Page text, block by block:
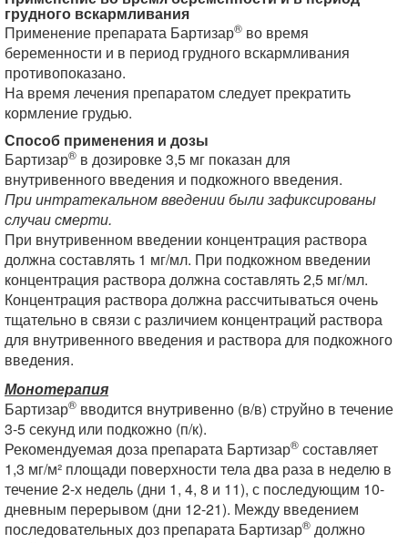
грудного вскармливания
Применение препарата Бартизар® во время
беременности и в период грудного вскармливания
противопоказано.
На время лечения препаратом следует прекратить
кормление грудью.
Способ применения и дозы
Бартизар® в дозировке 3,5 мг показан для
внутривенного введения и подкожного введения.
При интратекальном введении были зафиксированы
случаи смерти.
При внутривенном введении концентрация раствора
должна составлять 1 мг/мл. При подкожном введении
концентрация раствора должна составлять 2,5 мг/мл.
Концентрация раствора должна рассчитываться очень
тщательно в связи с различием концентраций раствора
для внутривенного введения и раствора для подкожного
введения.
Монотерапия
Бартизар® вводится внутривенно (в/в) струйно в течение
3-5 секунд или подкожно (п/к).
Рекомендуемая доза препарата Бартизар® составляет
1,3 мг/м² площади поверхности тела два раза в неделю в
течение 2-х недель (дни 1, 4, 8 и 11), с последующим 10-
дневным перерывом (дни 12-21). Между введением
последовательных доз препарата Бартизар® должно